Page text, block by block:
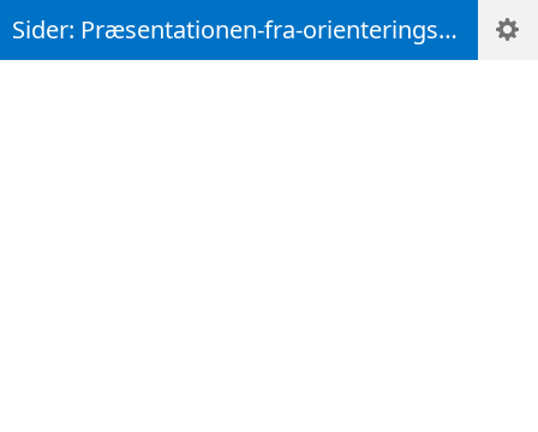
Sider: Præsentationen-fra-orienteringsmødet-den-20.-maj-2026-nu-tilgængelige